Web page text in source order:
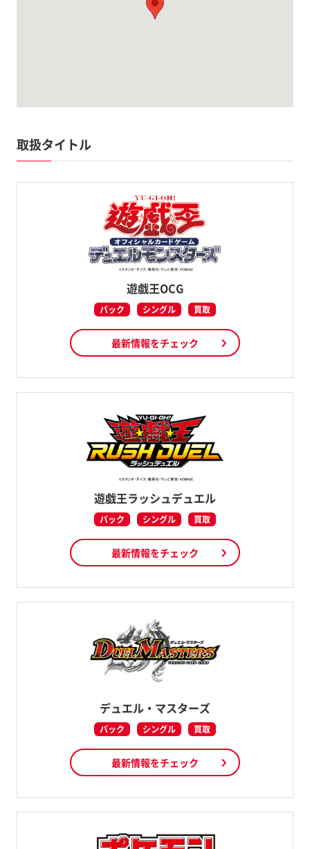
取扱タイトル
遊戯王OCG
パック シングル 買取
最新情報をチェック
遊戯王ラッシュデュエル
パック シングル 買取
最新情報をチェック
デュエル・マスターズ
パック シングル 買取
最新情報をチェック